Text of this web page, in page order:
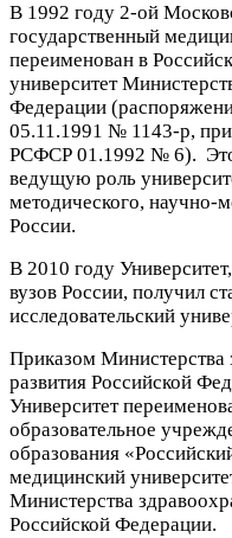
В 1992 году 2-ой
государственный
переименован в
университет
Федерации
05.11.1991 № 1143-р,
РСФСР 01.1992 № 6). Это
ведущую роль
методического, научно-
России.
В 2010 году
вузов России, получил
исследовательский
Приказом Министерства
развития Российской
Университет
образовательное
образования
медицинский
Министерства
Российской Федерации.